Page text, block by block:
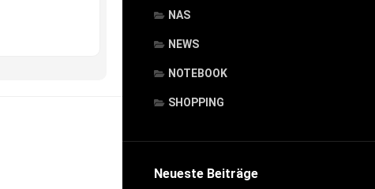
NAS
NEWS
NOTEBOOK
SHOPPING
Neueste Beiträge